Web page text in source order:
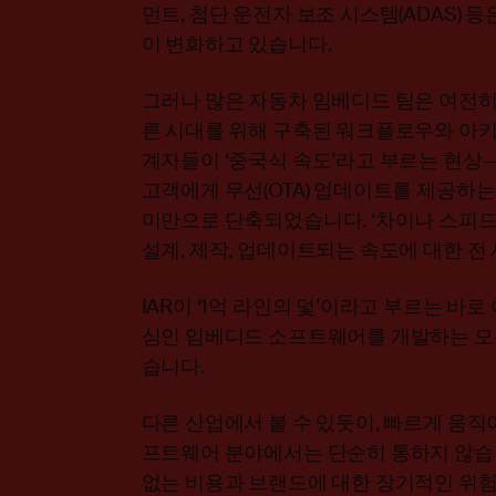
먼트, 첨단 운전자 보조 시스템(ADAS)
이 변화하고 있습니다.
그러나 많은 자동차 임베디드 팀은 여전
른 시대를 위해 구축된 워크플로우와 아
계자들이 ‘중국식 속도’라고 부르는 현
고객에게 무선(OTA) 업데이트를 제공하
미만으로 단축되었습니다. ‘차이나 스피
설계, 제작, 업데이트되는 속도에 대한
IAR이 ‘1억 라인의 덫’이라고 부르는 바
심인 임베디드 소프트웨어를 개발하는
습니다.
다른 산업에서 볼 수 있듯이, 빠르게 움
프트웨어 분야에서는 단순히 통하지 않
없는 비용과 브랜드에 대한 장기적인 위